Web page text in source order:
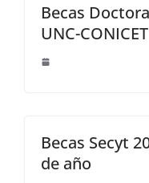
Becas Doctorales Cofinanciadas
UNC-CONICET
Becas Secyt 2013 y saludo de fin
de año